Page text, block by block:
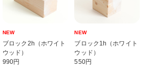
NEW
ブロック2h（ホワイト
ウッド）
990円
NEW
ブロック1h（ホワイト
ウッド）
550円